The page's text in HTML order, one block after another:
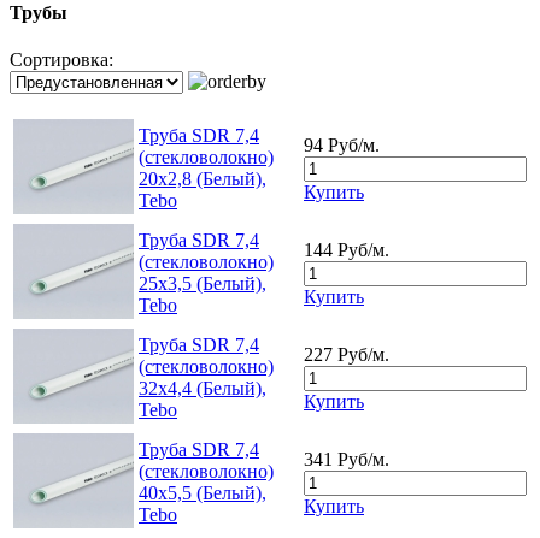
Трубы
Сортировка:
Труба SDR 7,4
(стекловолокно)
20x2,8 (Белый),
Tebo
94 Руб/м.
Купить
Труба SDR 7,4
(стекловолокно)
25x3,5 (Белый),
Tebo
144 Руб/м.
Купить
Труба SDR 7,4
(стекловолокно)
32x4,4 (Белый),
Tebo
227 Руб/м.
Купить
Труба SDR 7,4
(стекловолокно)
40x5,5 (Белый),
Tebo
341 Руб/м.
Купить